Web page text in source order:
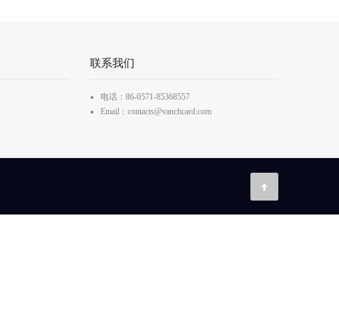
联系我们
电话：86-0571-85368557
Email：contacts@vanchcard.com